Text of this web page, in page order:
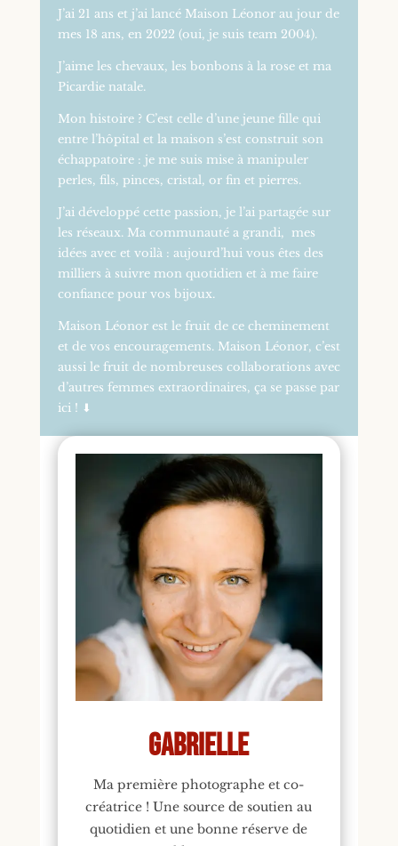
J’ai 21 ans et j’ai lancé Maison Léonor au jour de
mes 18 ans, en 2022 (oui, je suis team 2004).
J’aime les chevaux, les bonbons à la rose et ma
Picardie natale.
Mon histoire ? C’est celle d’une jeune fille qui
entre l’hôpital et la maison s’est construit son
échappatoire : je me suis mise à manipuler
perles, fils, pinces, cristal, or fin et pierres.
J’ai développé cette passion, je l’ai partagée sur
les réseaux. Ma communauté a grandi, mes
idées avec et voilà : aujourd’hui vous êtes des
milliers à suivre mon quotidien et à me faire
confiance pour vos bijoux.
Maison Léonor est le fruit de ce cheminement
et de vos encouragements. Maison Léonor, c’est
aussi le fruit de nombreuses collaborations avec
d’autres femmes extraordinaires, ça se passe par
ici ! ⬇︎
Gabrielle
Ma première photographe et co-
créatrice ! Une source de soutien au
quotidien et une bonne réserve de